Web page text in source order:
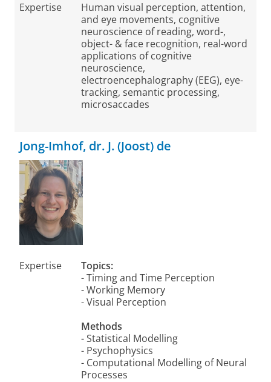
Expertise
Human visual perception, attention,
and eye movements, cognitive
neuroscience of reading, word-,
object- & face recognition, real-word
applications of cognitive
neuroscience,
electroencephalography (EEG), eye-
tracking, semantic processing,
microsaccades
Jong-Imhof, dr. J. (Joost) de
Expertise
Topics:
- Timing and Time Perception
- Working Memory
- Visual Perception
Methods
- Statistical Modelling
- Psychophysics
- Computational Modelling of Neural
Processes